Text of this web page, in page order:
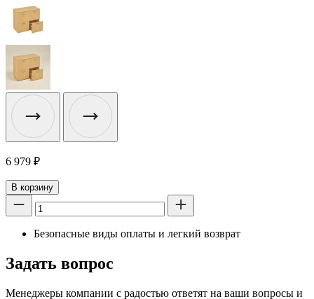
6 979 ₽
В корзину
Безопасные виды оплаты и легкий возврат
Задать вопрос
Менеджеры компании с радостью ответят на ваши вопросы и